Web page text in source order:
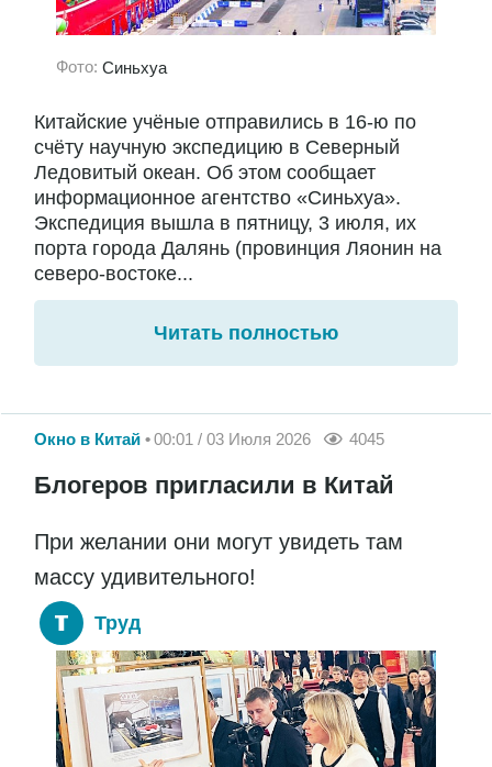
Фото: Синьхуа
Китайские учёные отправились в 16-ю по
счёту научную экспедицию в Северный
Ледовитый океан. Об этом сообщает
информационное агентство «Синьхуа».
Экспедиция вышла в пятницу, 3 июля, их
порта города Далянь (провинция Ляонин на
северо-востоке...
Читать полностью
Окно в Китай 00:01 / 03 Июля 2026 4045
Блогеров пригласили в Китай
При желании они могут увидеть там
массу удивительного!
Труд